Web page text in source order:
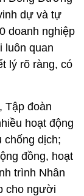
dự và tự
doanh nghiệp
luôn quan
lý rõ ràng, có
Tập đoàn
hoạt động
chống dịch;
đồng, hoạt
trình Nhân
cho người